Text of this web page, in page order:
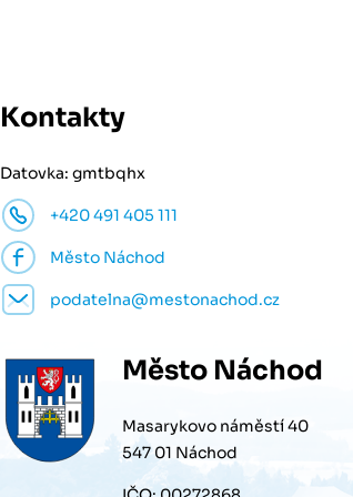
Kontakty
Datovka: gmtbqhx
+420 491 405 111
Město Náchod
podatelna@mestonachod.cz
Město Náchod
Masarykovo náměstí 40
547 01 Náchod